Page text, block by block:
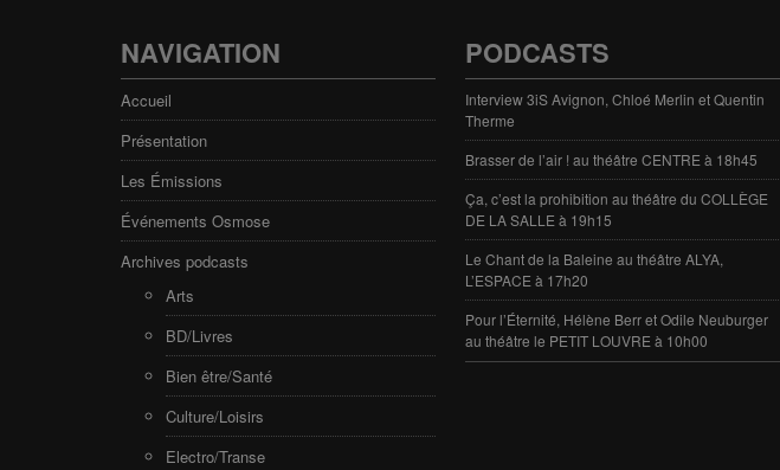
NAVIGATION
Accueil
Présentation
Les Émissions
Événements Osmose
Archives podcasts
Arts
BD/Livres
Bien être/Santé
Culture/Loisirs
Electro/Transe
PODCASTS
Interview 3iS Avignon, Chloé Merlin et Quentin
Therme
Brasser de l’air ! au théâtre CENTRE à 18h45
Ça, c’est la prohibition au théâtre du COLLÈGE
DE LA SALLE à 19h15
Le Chant de la Baleine au théâtre ALYA,
L’ESPACE à 17h20
Pour l’Éternité, Hélène Berr et Odile Neuburger
au théâtre le PETIT LOUVRE à 10h00